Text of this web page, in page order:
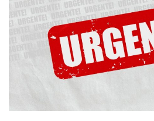
Pós-graduação
FacebookInstagramTwitter